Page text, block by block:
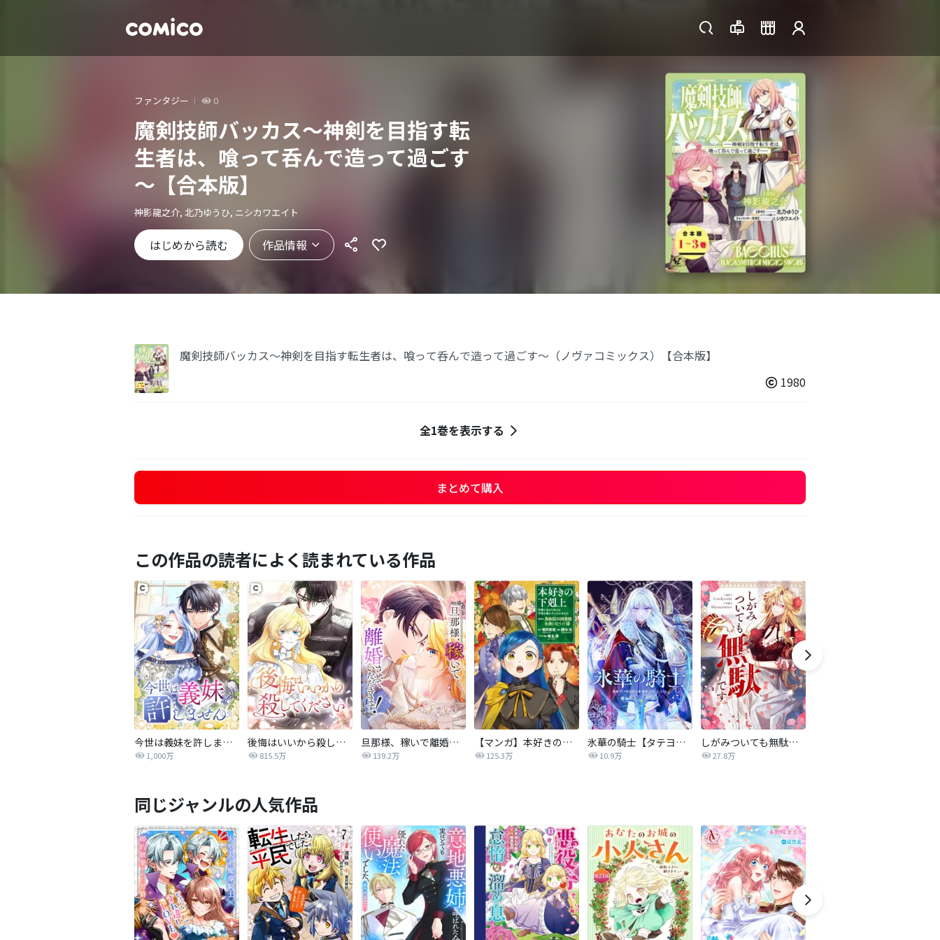
ファンタジー 0
魔剣技師バッカス～神剣を目指す転
生者は、喰って呑んで造って過ごす
～【合本版】
神影龍之介, 北乃ゆうひ, ニシカワエイト
はじめから読む 作品情報
魔剣技師バッカス～神剣を目指す転生者は、喰って呑んで造って過ごす～（ノヴァコミックス）【合本版】
1980
全1巻を表示する
まとめて購入
この作品の読者によく読まれている作品
今世は義妹を許しません
1,000万
後悔はいいから殺してください
815.5万
旦那様、稼いで離婚させていただきます！
139.2万
【マンガ】本好きの下剋上 第四部
125.3万
氷華の騎士【タテヨミ】
10.9万
しがみついても無駄です【タテヨミ】
27.8万
同じジャンルの人気作品